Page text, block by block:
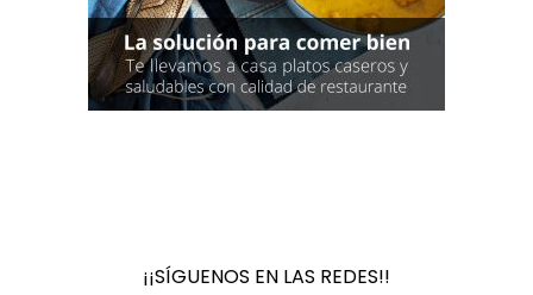
¡¡SÍGUENOS EN LAS REDES!!